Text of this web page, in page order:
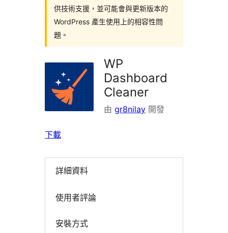
供技術支援，並可能會與更新版本的
WordPress 產生使用上的相容性問
題。
WP
Dashboard
Cleaner
由 gr8nilay 開發
下載
詳細資料
使用者評論
安裝方式